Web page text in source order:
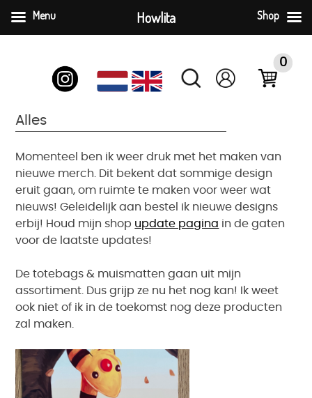
0
Alles
Momenteel ben ik weer druk met het maken van
nieuwe merch. Dit bekent dat sommige design
eruit gaan, om ruimte te maken voor weer wat
nieuws! Geleidelijk aan bestel ik nieuwe designs
erbij! Houd mijn shop update pagina in de gaten
voor de laatste updates!
De totebags & muismatten gaan uit mijn
assortiment. Dus grijp ze nu het nog kan! Ik weet
ook niet of ik in de toekomst nog deze producten
zal maken.
Menu Howlita Shop